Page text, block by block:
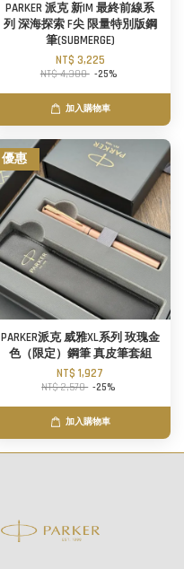
PARKER 派克 新IM 最終前線系
列 深海探索 F尖 限量特別版鋼
筆(SUBMERGE)
NT$ 3,225
NT$ 4,300 -25%
加入購物車
優惠
PARKER派克 威雅XL系列 玫瑰金
色（限定）鋼筆 真皮筆套組
NT$ 1,927
NT$ 2,570 -25%
加入購物車